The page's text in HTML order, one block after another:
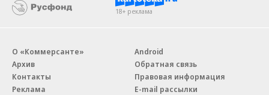
18+ реклама
О «Коммерсанте»
Архив
Контакты
Реклама
Android
Обратная связь
Правовая информация
E-mail рассылки